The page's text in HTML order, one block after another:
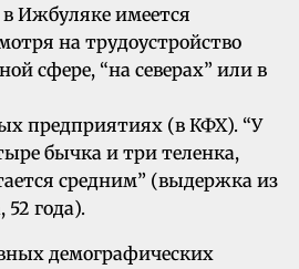
Ижбуляке имеется
на трудоустройство
сфере, “на северах” или в
предприятиях (в КФХ). “У
бычка и три теленка,
средним” (выдержка из
года).
демографических